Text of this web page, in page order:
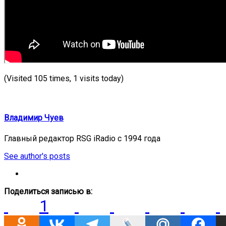
(Visited 105 times, 1 visits today)
Владимир Чуев
Главный редактор RSG iRadio с 1994 года
See author's posts
Поделиться записью в:
1